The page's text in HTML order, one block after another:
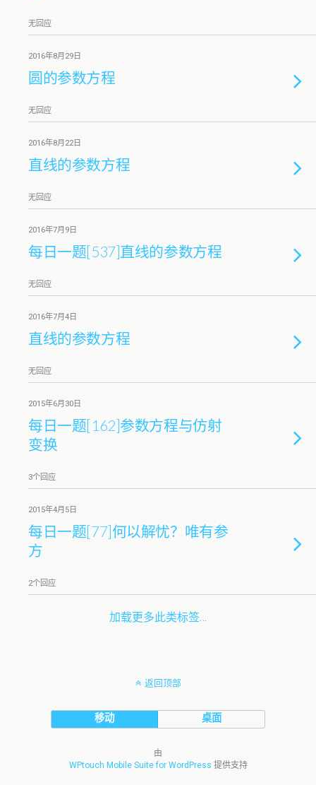
无回应
2016年8月29日
圆的参数方程
无回应
2016年8月22日
直线的参数方程
无回应
2016年7月9日
每日一题[537]直线的参数方程
无回应
2016年7月4日
直线的参数方程
无回应
2015年6月30日
每日一题[162]参数方程与仿射
变换
3个回应
2015年4月5日
每日一题[77]何以解忧？唯有参
方
2个回应
加载更多此类标签…
返回顶部
移动 桌面
由
WPtouch Mobile Suite for WordPress 提供支持